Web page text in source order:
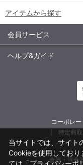
アイテムから探す
会員サービス
ヘルプ&ガイド
コーポレー
特定商
食器・洋食
当サイトでは、サイト
Cookieを使用しており